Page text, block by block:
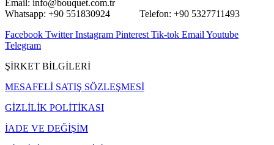
Email: info@bouquet.com.tr
Whatsapp: +90 551830924 Telefon: +90 5327711493
Facebook Twitter Instagram Pinterest Tik-tok Email Youtube
Telegram
ŞİRKET BİLGİLERİ
MESAFELİ SATIŞ SÖZLEŞMESİ
GİZLİLİK POLİTİKASI
İADE VE DEĞİŞİM